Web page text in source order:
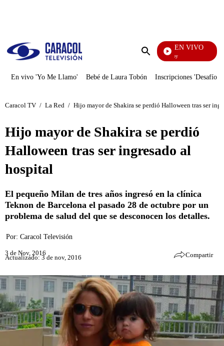
Enviar
EN VIVO
La Finca De Hoy
En vivo 'Yo Me Llamo' Bebé de Laura Tobón Inscripciones 'Desafío'
Caracol TV / La Red / Hijo mayor de Shakira se perdió Halloween tras ser
Hijo mayor de Shakira se perdió
Halloween tras ser ingresado al
hospital
El pequeño Milan de tres años ingresó en la clínica
Teknon de Barcelona el pasado 28 de octubre por un
problema de salud del que se desconocen los detalles.
Por: Caracol Televisión
3 de Nov, 2016
Actualizado: 3 de nov, 2016 Compartir